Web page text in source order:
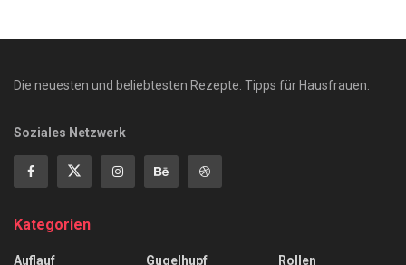
Die neuesten und beliebtesten Rezepte. Tipps für Hausfrauen.
Soziales Netzwerk
Kategorien
Auflauf
Gugelhupf
Rollen